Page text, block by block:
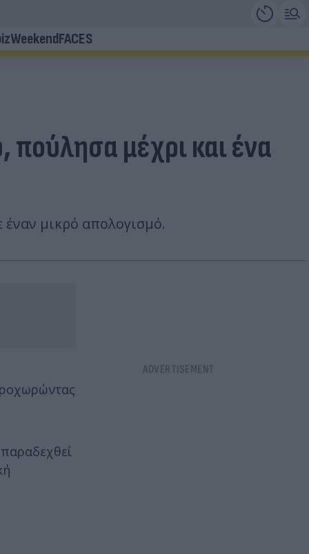
WeekendFACES
μέχρι και ένα
μικρό απολογισμό.